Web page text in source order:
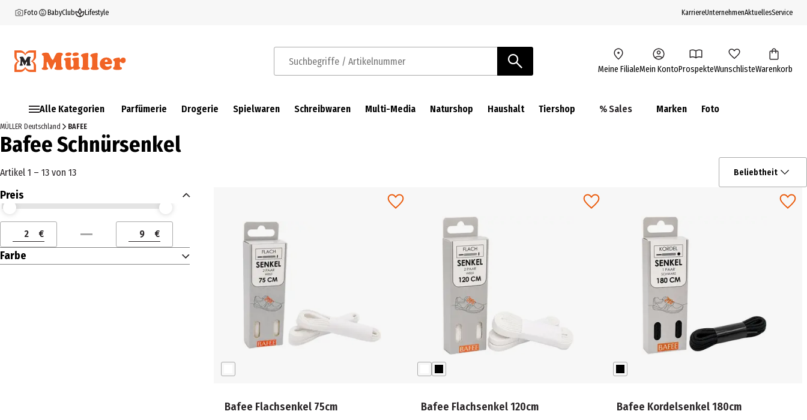
Foto BabyClub Lifestyle KarriereUnternehmenAktuellesService
Suchbegriffe / Artikelnummer Meine FilialeMein KontoProspekteWunschlisteWarenkorb
Alle Kategorien Parfümerie Drogerie Spielwaren Schreibwaren Multi-Media Naturshop Haushalt Tiershop % Sales Marken Foto
MÜLLER Deutschland BAFEE
Bafee Schnürsenkel
Artikel 1 – 13 von 13 Beliebtheit
Preis
Preis (€) ab
Preis (€) bis
Preis (€) ab
€
Preis (€) bis
€
Farbe
Bafee Flachsenkel 75cm Bafee Flachsenkel 120cm Bafee Kordelsenkel 180cm